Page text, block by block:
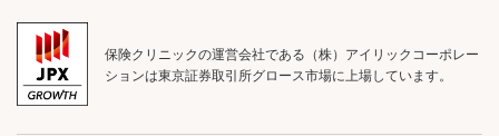
保険クリニックの運営会社である（株）アイリックコーポレー
ションは東京証券取引所グロース市場に上場しています。